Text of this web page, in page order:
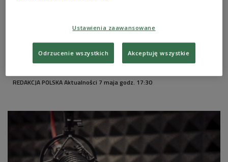
1
28'26
REDAKCJA POLSKA Aktualności 7 maja godz. 17:30
Ustawienia zaawansowane
Odrzucenie wszystkich Akceptuję wszystkie